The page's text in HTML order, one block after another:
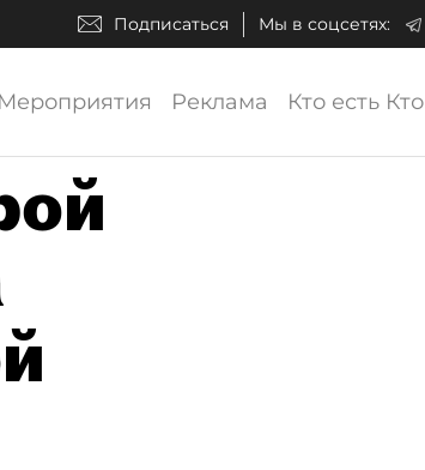
Подписаться Мы в соцсетях:
Мероприятия Реклама Кто есть Кто